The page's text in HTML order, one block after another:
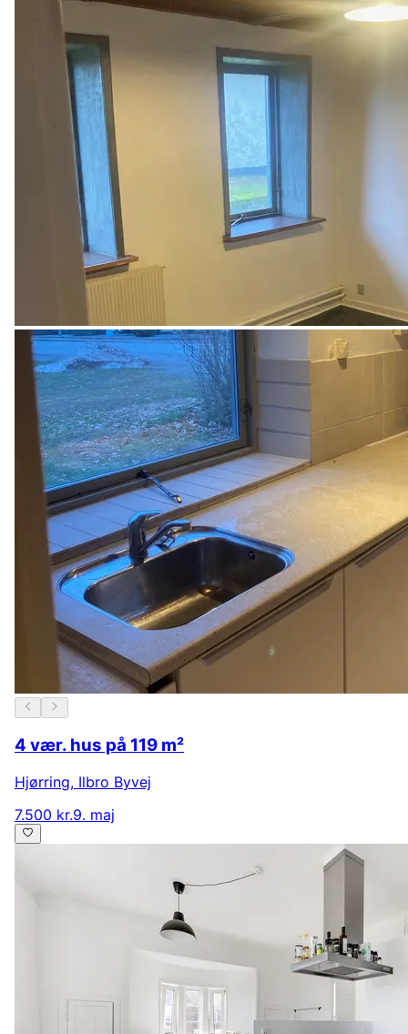
4 vær. hus på 119 m²
Hjørring, Ilbro Byvej
7.500 kr.9. maj